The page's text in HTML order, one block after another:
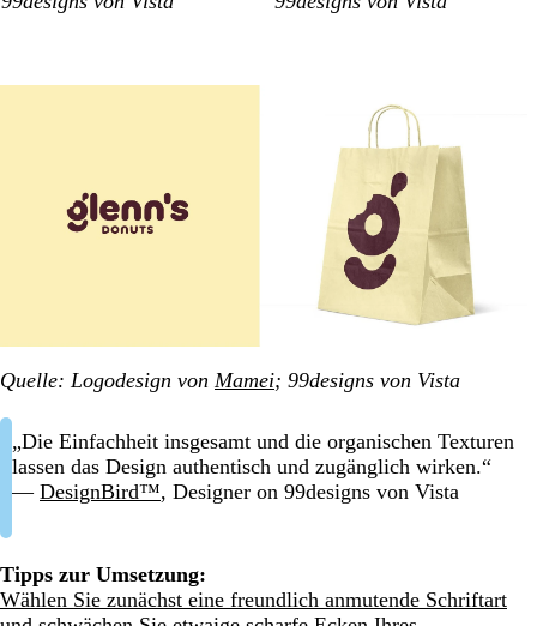
Quelle: Logodesign von Mamei; 99designs von Vista
„Die Einfachheit insgesamt und die organischen Texturen
lassen das Design authentisch und zugänglich wirken.“
— DesignBird™, Designer on 99designs von Vista
Tipps zur Umsetzung:
Wählen Sie zunächst eine freundlich anmutende Schriftart